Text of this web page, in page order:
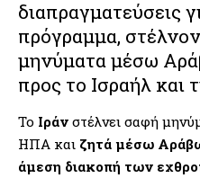
διαπραγματεύσεις
πρόγραμμα,
μηνύματα μέσω
προς το Ισραήλ και
Το Ιράν στέλνει σαφή
ΗΠΑ και ζητά μέσω
άμεση διακοπή των